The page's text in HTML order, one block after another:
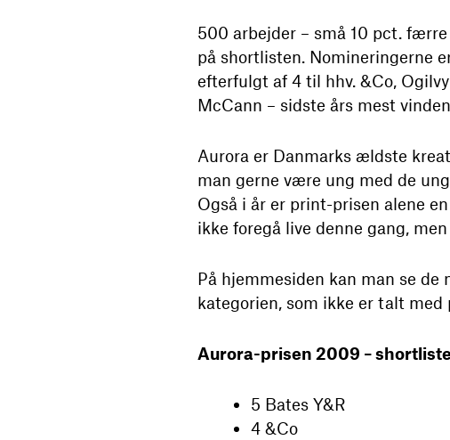
500 arbejder – små 10 pct.
på shortlisten. Nomineringerne
efterfulgt af 4 til hhv. &Co,
McCann – sidste års mest
Aurora er Danmarks ældste
man gerne være ung med de
Også i år er print-prisen alene
ikke foregå live denne gang,
­På hjemmesiden kan man se
kategorien, som ikke er talt
Aurora-prisen 2009 –
5 Bates Y&R
4 &Co